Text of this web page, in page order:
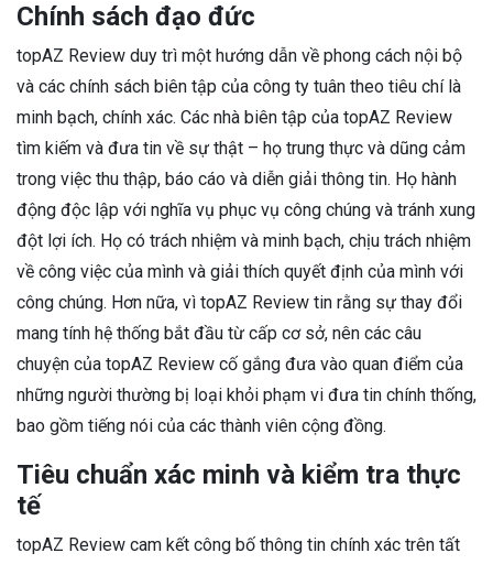
Chính sách đạo đức
topAZ Review duy trì một hướng dẫn về phong cách nội bộ
và các chính sách biên tập của công ty tuân theo tiêu chí là
minh bạch, chính xác. Các nhà biên tập của topAZ Review
tìm kiếm và đưa tin về sự thật – họ trung thực và dũng cảm
trong việc thu thập, báo cáo và diễn giải thông tin. Họ hành
động độc lập với nghĩa vụ phục vụ công chúng và tránh xung
đột lợi ích. Họ có trách nhiệm và minh bạch, chịu trách nhiệm
về công việc của mình và giải thích quyết định của mình với
công chúng. Hơn nữa, vì topAZ Review tin rằng sự thay đổi
mang tính hệ thống bắt đầu từ cấp cơ sở, nên các câu
chuyện của topAZ Review cố gắng đưa vào quan điểm của
những người thường bị loại khỏi phạm vi đưa tin chính thống,
bao gồm tiếng nói của các thành viên cộng đồng.
Tiêu chuẩn xác minh và kiểm tra thực
tế
topAZ Review cam kết công bố thông tin chính xác trên tất